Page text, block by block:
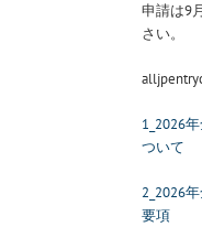
申請は9
さい。
1_2026
ついて
2_2026
要項